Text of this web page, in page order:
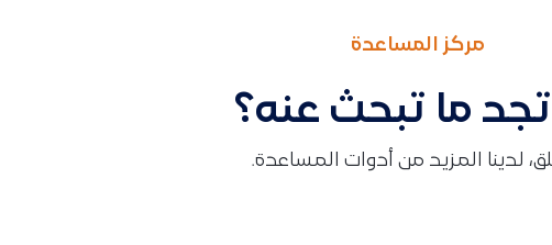
مركز المساعدة
ما تبحث عنه؟
لدينا المزيد من أدوات المساعدة.